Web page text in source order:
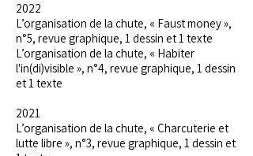
2022
L’organisation de la chute, « Faust money »,
n°5, revue graphique, 1 dessin et 1 texte
L’organisation de la chute, « Habiter
l'in(di)visible », n°4, revue graphique, 1 dessin
et 1 texte
2021
L’organisation de la chute, « Charcuterie et
lutte libre », n°3, revue graphique, 1 dessin et